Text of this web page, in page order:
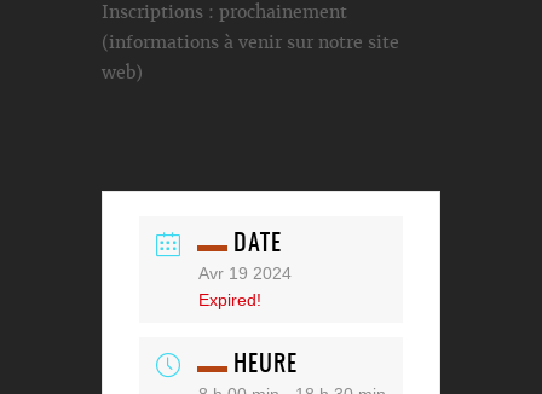
Inscriptions : prochainement
(informations à venir sur notre site
web)
DATE
Avr 19 2024
Expired!
HEURE